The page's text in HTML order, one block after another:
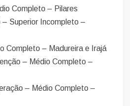
Completo – Pilares
– Superior Incompleto –
Completo – Madureira e Irajá
– Médio Completo –
– Médio Completo –